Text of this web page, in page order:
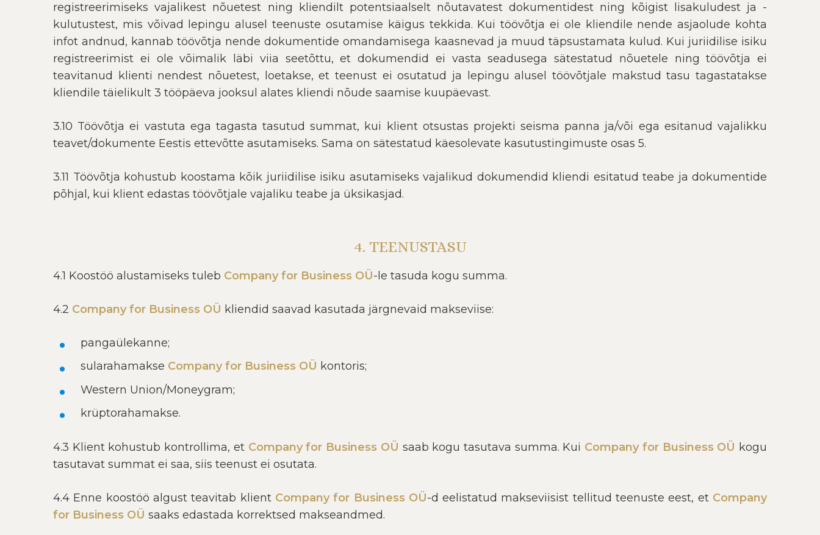
registreerimiseks vajalikest nõuetest ning kliendilt potentsiaalselt nõutavatest dokumentidest ning kõigist lisakuludest ja -
kulutustest, mis võivad lepingu alusel teenuste osutamise käigus tekkida. Kui töövõtja ei ole kliendile nende asjaolude kohta
infot andnud, kannab töövõtja nende dokumentide omandamisega kaasnevad ja muud täpsustamata kulud. Kui juriidilise isiku
registreerimist ei ole võimalik läbi viia seetõttu, et dokumendid ei vasta seadusega sätestatud nõuetele ning töövõtja ei
teavitanud klienti nendest nõuetest, loetakse, et teenust ei osutatud ja lepingu alusel töövõtjale makstud tasu tagastatakse
kliendile täielikult 3 tööpäeva jooksul alates kliendi nõude saamise kuupäevast.
3.10 Töövõtja ei vastuta ega tagasta tasutud summat, kui klient otsustas projekti seisma panna ja/või ega esitanud vajalikku
teavet/dokumente Eestis ettevõtte asutamiseks. Sama on sätestatud käesolevate kasutustingimuste osas 5.
3.11 Töövõtja kohustub koostama kõik juriidilise isiku asutamiseks vajalikud dokumendid kliendi esitatud teabe ja dokumentide
põhjal, kui klient edastas töövõtjale vajaliku teabe ja üksikasjad.
4. TEENUSTASU
4.1 Koostöö alustamiseks tuleb Company for Business OÜ-le tasuda kogu summa.
4.2 Company for Business OÜ kliendid saavad kasutada järgnevaid makseviise:
pangaülekanne;
sularahamakse Company for Business OÜ kontoris;
Western Union/Moneygram;
krüptorahamakse.
4.3 Klient kohustub kontrollima, et Company for Business OÜ saab kogu tasutava summa. Kui Company for Business OÜ kogu
tasutavat summat ei saa, siis teenust ei osutata.
4.4 Enne koostöö algust teavitab klient Company for Business OÜ-d eelistatud makseviisist tellitud teenuste eest, et Company
for Business OÜ saaks edastada korrektsed makseandmed.